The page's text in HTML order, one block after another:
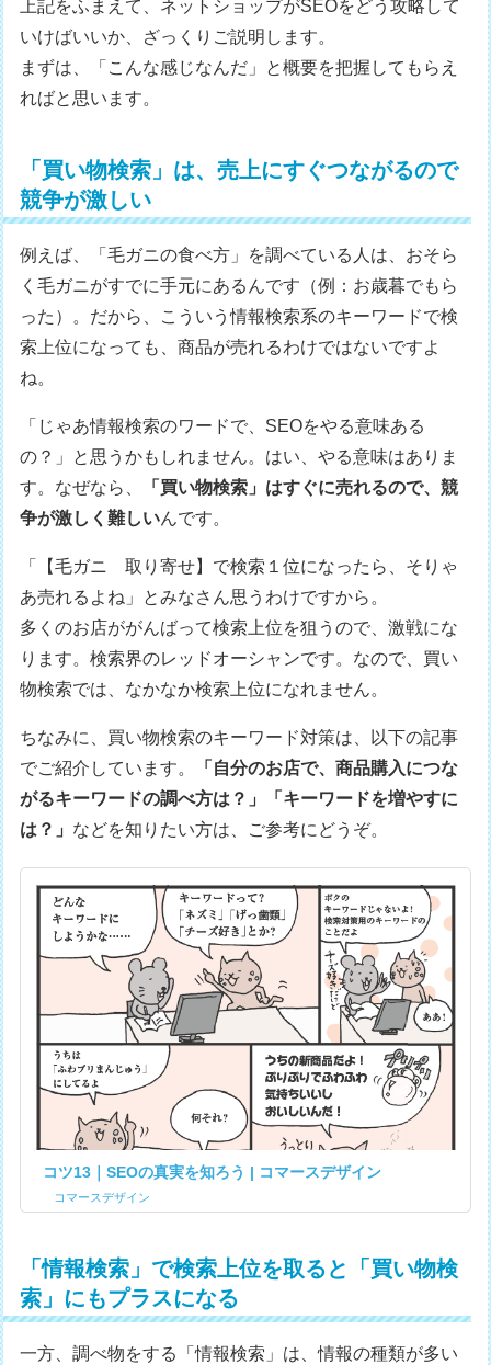
上記をふまえて、ネットショップがSEOをどう攻略して
いけばいいか、ざっくりご説明します。
まずは、「こんな感じなんだ」と概要を把握してもらえ
ればと思います。
「買い物検索」は、売上にすぐつながるので
競争が激しい
例えば、「毛ガニの食べ方」を調べている人は、おそら
く毛ガニがすでに手元にあるんです（例：お歳暮でもら
った）。だから、こういう情報検索系のキーワードで検
索上位になっても、商品が売れるわけではないですよ
ね。
「じゃあ情報検索のワードで、SEOをやる意味ある
の？」と思うかもしれません。はい、やる意味はありま
す。なぜなら、
「買い物検索」はすぐに売れるので、競
争が激しく難しいんです。
「【毛ガニ 取り寄せ】で検索１位になったら、そりゃ
あ売れるよね」とみなさん思うわけですから。
多くのお店ががんばって検索上位を狙うので、激戦にな
ります。検索界のレッドオーシャンです。なので、買い
物検索では、なかなか検索上位になれません。
ちなみに、買い物検索のキーワード対策は、以下の記事
でご紹介しています。
「自分のお店で、商品購入につな
がるキーワードの調べ方は？」「キーワードを増やすに
は？」 などを知りたい方は、ご参考にどうぞ。
コツ13｜SEOの真実を知ろう | コマースデザイン
コマースデザイン
「情報検索」で検索上位を取ると「買い物検
索」にもプラスになる
一方、調べ物をする「情報検索」は、情報の種類が多い